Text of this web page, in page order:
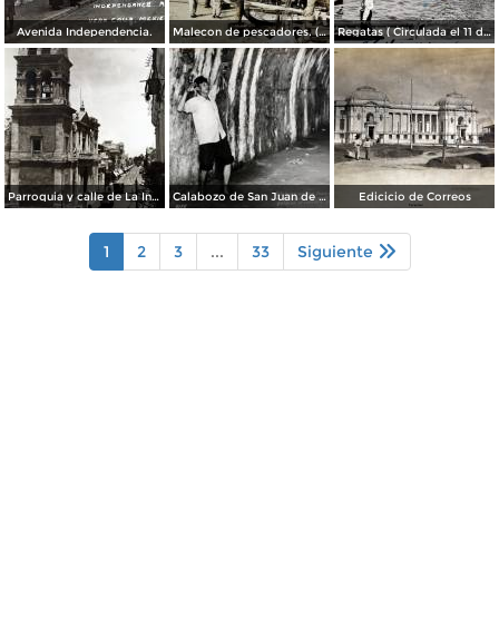
Avenida Independencia. Malecon de pescadores. ( Circulada el 12 de Agosto de 1911 ). Regatas ( Circulada el 11 de Abril de 1926 ).
Parroquia y calle de La Independencia. Calabozo de San Juan de Ulua. Edicicio de Correos
1 2 3 ... 33 Siguiente